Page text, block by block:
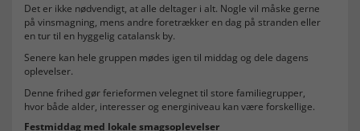
Det er ikke nødvendigt, at alle deltager i alt. Nogle vil måske gerne
på vinsmagning, mens andre foretrækker en dag på stranden eller
en tur til en hyggelig catalansk by.
Senere kan hele gruppen mødes igen til middag og dele dagens
oplevelser.
Denne frihed gør ferieformen velegnet til store familiegrupper,
hvor både alder, interesser og energiniveau kan være forskellige.
Festmiddag med lokale smagsoplevelser